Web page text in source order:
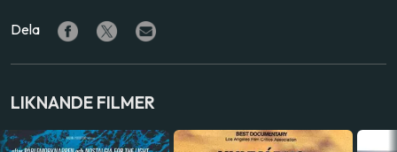
LAND
Engelska
Dela
LIKNANDE FILMER